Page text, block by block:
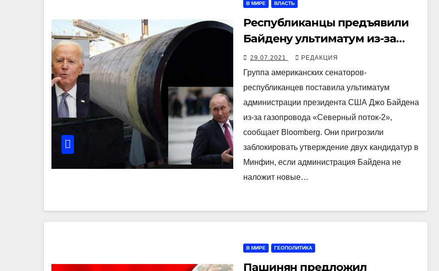
В МИРЕ ВЛАСТЬ
Республиканцы предъявили
Байдену ультиматум из-за
«Северного потока — 2»
29.07.2021 РЕДАКЦИЯ
Группа американских сенаторов-
республиканцев поставила ультиматум
администрации президента США Джо Байдена
из-за газопровода «Северный поток-2»,
сообщает Bloomberg. Они пригрозили
заблокировать утверждение двух кандидатур в
Минфин, если администрация Байдена не
наложит новые…
В МИРЕ ГЕОПОЛИТИКА
Пашинян предложил